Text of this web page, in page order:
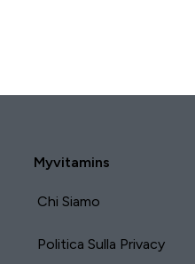
Myvitamins
Chi Siamo
Politica Sulla Privacy